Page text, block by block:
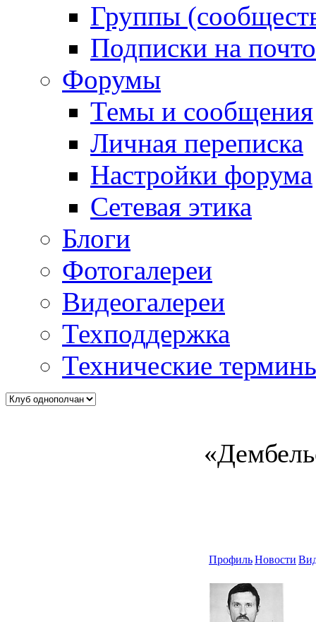
Группы
Подписки на
Форумы
Темы и сообщения
Личная переписка
Настройки форума
Сетевая этика
Блоги
Фотогалереи
Видеогалереи
Техподдержка
Технические
ПрофильНовости